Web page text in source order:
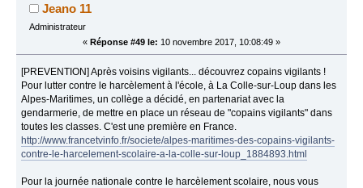
Jeano 11
Administrateur
« Réponse #49 le: 10 novembre 2017, 10:08:49 »
[PREVENTION] Après voisins vigilants... découvrez copains vigilants !
Pour lutter contre le harcèlement à l'école, à La Colle-sur-Loup dans les
Alpes-Maritimes, un collège a décidé, en partenariat avec la
gendarmerie, de mettre en place un réseau de "copains vigilants" dans
toutes les classes. C'est une première en France.
http://www.francetvinfo.fr/societe/alpes-maritimes-des-copains-vigilants-
contre-le-harcelement-scolaire-a-la-colle-sur-loup_1884893.html
Pour la journée nationale contre le harcèlement scolaire, nous vous